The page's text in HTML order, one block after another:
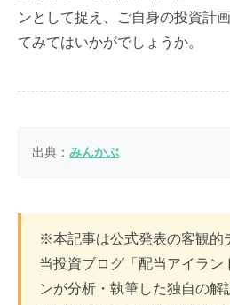
ンとして捉え、ご自身の投資計
てみてはいかがでしょうか。
出典： みんかぶ
※本記事は公式発表の客観的
当投資ブログ「配当アイラン
ンが分析・執筆した独自の解